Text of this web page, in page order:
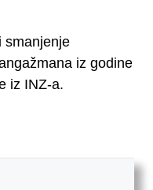
smanjenje
iz godine
iz INZ-a.